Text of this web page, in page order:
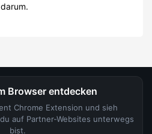
Browser entdecken
Chrome Extension und sieh
auf Partner-Websites unterwegs
bist.